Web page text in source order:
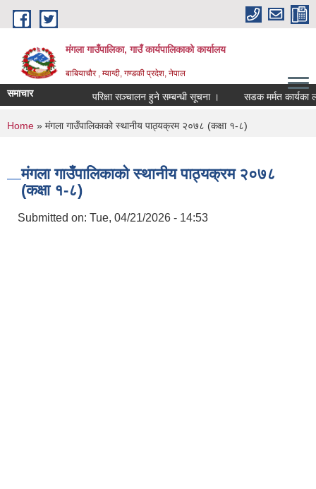
Skip to main content
मंगला गाउँपालिका, गाउँ कार्यपालिकाको कार्यालय
बाबियाचौर , म्याग्दी, गण्डकी प्रदेश, नेपाल
समाचार परिक्षा सञ्चालन हुने सम्बन्धी सूचना । सडक मर्मत कार्यका
You are here
Home » मंगला गाउँपालिकाको स्थानीय पाठ्यक्रम २०७८ (कक्षा १-८)
मंगला गाउँपालिकाको स्थानीय पाठ्यक्रम २०७८
(कक्षा १-८)
Submitted on: Tue, 04/21/2026 - 14:53